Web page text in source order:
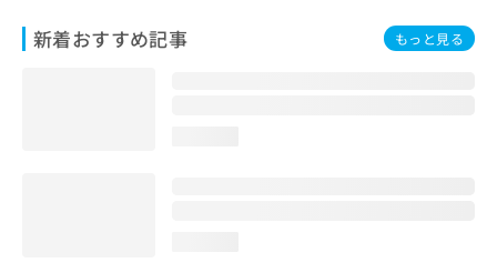
新着おすすめ記事 もっと見る
問